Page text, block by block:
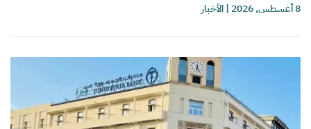
8 أغسطس, 2026 |الأخبار